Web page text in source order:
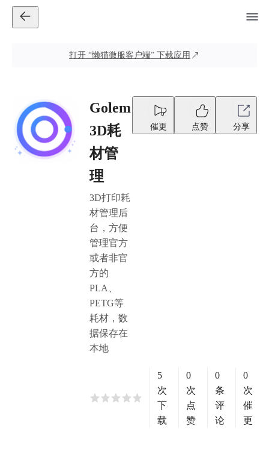
打开 “懒猫微服客户端” 下载应用
Golem
3D耗
材管
理
3D打印耗
材管理后
台，方便
管理官方
或者非官
方的
PLA、
PETG等
耗材，数
据保存在
本地
催更 点赞 分享
5
次
下
载
0
次
点
赞
0
条
评
论
0
次
催
更